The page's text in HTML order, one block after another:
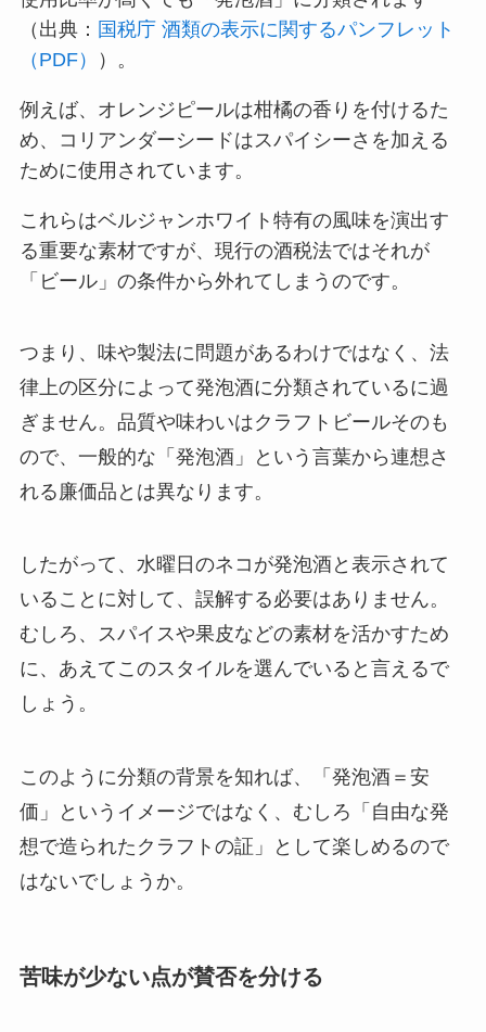
（出典： 国税庁 酒類の表示に関するパンフレット
（PDF）
）。
例えば、オレンジピールは柑橘の香りを付けるた
め、コリアンダーシードはスパイシーさを加える
ために使用されています。
これらはベルジャンホワイト特有の風味を演出す
る重要な素材ですが、現行の酒税法ではそれが
「ビール」の条件から外れてしまうのです。
つまり、味や製法に問題があるわけではなく、法
律上の区分によって発泡酒に分類されているに過
ぎません。品質や味わいはクラフトビールそのも
ので、一般的な「発泡酒」という言葉から連想さ
れる廉価品とは異なります。
したがって、水曜日のネコが発泡酒と表示されて
いることに対して、誤解する必要はありません。
むしろ、スパイスや果皮などの素材を活かすため
に、あえてこのスタイルを選んでいると言えるで
しょう。
このように分類の背景を知れば、「発泡酒＝安
価」というイメージではなく、むしろ「自由な発
想で造られたクラフトの証」として楽しめるので
はないでしょうか。
苦味が少ない点が賛否を分ける